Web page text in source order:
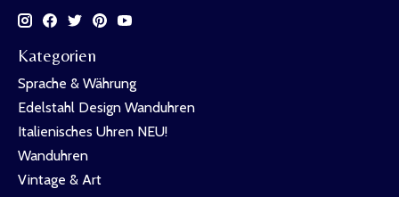
Kategorien
Sprache & Währung
Edelstahl Design Wanduhren
Italienisches Uhren NEU!
Wanduhren
Vintage & Art